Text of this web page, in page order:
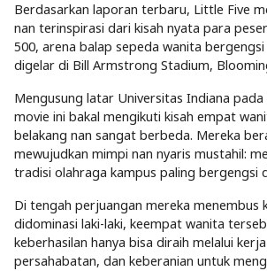
Berdasarkan laporan terbaru, Little Five
nan terinspirasi dari kisah nyata para
500, arena balap sepeda wanita
digelar di Bill Armstrong Stadium,
Mengusung latar Universitas Indiana pada
movie ini bakal mengikuti kisah empat
belakang nan sangat berbeda. Mereka
mewujudkan mimpi nan nyaris mustahil:
tradisi olahraga kampus paling bergengsi
Di tengah perjuangan mereka menembus
didominasi laki-laki, keempat wanita
keberhasilan hanya bisa diraih melalui
persahabatan, dan keberanian untuk